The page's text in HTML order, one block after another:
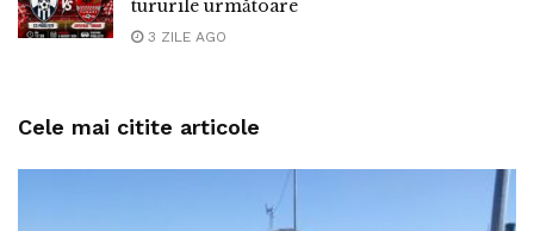
tururile următoare
3 ZILE AGO
Cele mai citite articole